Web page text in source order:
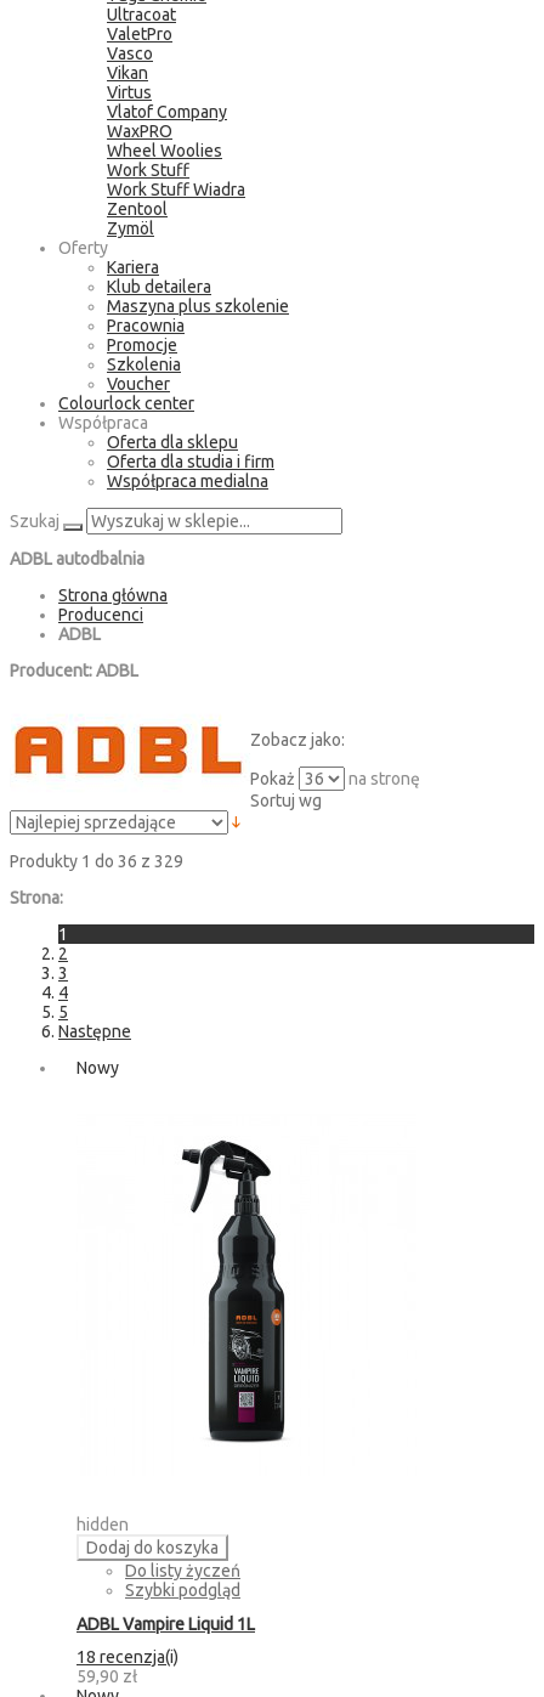
Ultracoat
ValetPro
Vasco
Vikan
Virtus
Vlatof Company
WaxPRO
Wheel Woolies
Work Stuff
Work Stuff Wiadra
Zentool
Zymöl
Oferty
Kariera
Klub detailera
Maszyna plus szkolenie
Pracownia
Promocje
Szkolenia
Voucher
Colourlock center
Współpraca
Oferta dla sklepu
Oferta dla studia i firm
Współpraca medialna
Szukaj
ADBL autodbalnia
Strona główna
Producenci
ADBL
Producent: ADBL
Zobacz jako:
Pokaż
na stronę
Sortuj wg
Produkty 1 do 36 z 329
Strona:
1
2
3
4
5
Następne
Nowy
hidden
Dodaj do koszyka
Do listy życzeń
Szybki podgląd
ADBL Vampire Liquid 1L
18 recenzja(i)
59,90 zł